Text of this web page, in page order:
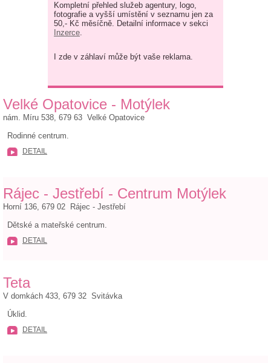
Kompletní přehled služeb agentury, logo,
fotografie a vyšší umístění v seznamu jen za
50,- Kč měsíčně. Detailní informace v sekci
Inzerce.
I zde v záhlaví může být vaše reklama.
Velké Opatovice - Motýlek
nám. Míru 538, 679 63 Velké Opatovice
Rodinné centrum.
DETAIL
Rájec - Jestřebí - Centrum Motýlek
Horní 136, 679 02 Rájec - Jestřebí
Dětské a mateřské centrum.
DETAIL
Teta
V domkách 433, 679 32 Svitávka
Úklid.
DETAIL